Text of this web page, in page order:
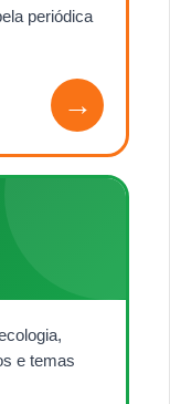
periódica
→
e temas